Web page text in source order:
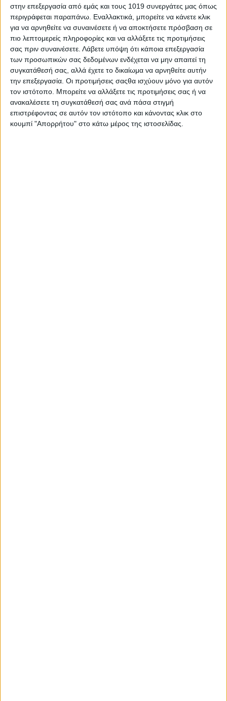
στην επεξεργασία από εμάς και τους 1019 συνεργάτες μας όπως
περιγράφεται παραπάνω. Εναλλακτικά, μπορείτε να κάνετε κλικ
για να αρνηθείτε να συναινέσετε ή να αποκτήσετε πρόσβαση σε
πιο λεπτομερείς πληροφορίες και να αλλάξετε τις προτιμήσεις
σας πριν συναινέσετε. Λάβετε υπόψη ότι κάποια επεξεργασία
των προσωπικών σας δεδομένων ενδέχεται να μην απαιτεί τη
συγκατάθεσή σας, αλλά έχετε το δικαίωμα να αρνηθείτε αυτήν
την επεξεργασία. Οι προτιμήσεις σαςθα ισχύουν μόνο για αυτόν
τον ιστότοπο. Μπορείτε να αλλάξετε τις προτιμήσεις σας ή να
ανακαλέσετε τη συγκατάθεσή σας ανά πάσα στιγμή
επιστρέφοντας σε αυτόν τον ιστότοπο και κάνοντας κλικ στο
κουμπί "Απορρήτου" στο κάτω μέρος της ιστοσελίδας.
Share Post Email Print